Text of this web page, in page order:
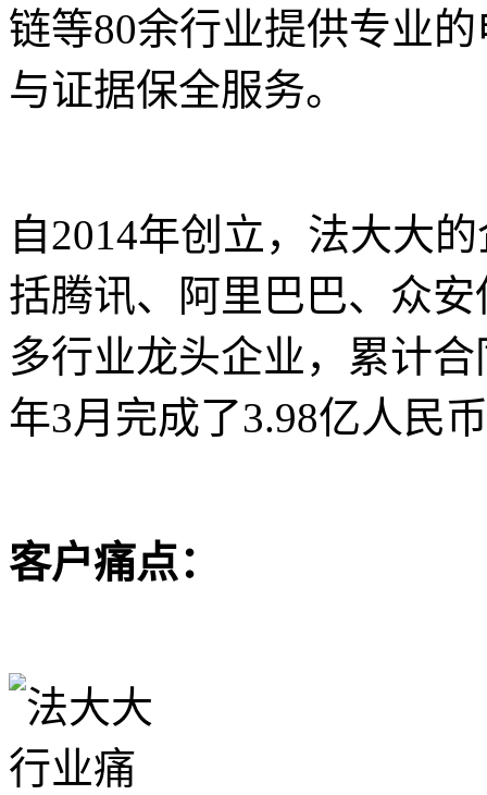
链等80余行业提供专业
与证据保全服务。
自2014年创立，法大大
括腾讯、阿里巴巴、众
多行业龙头企业，累计
年3月完成了3.98亿人民
客户痛点：